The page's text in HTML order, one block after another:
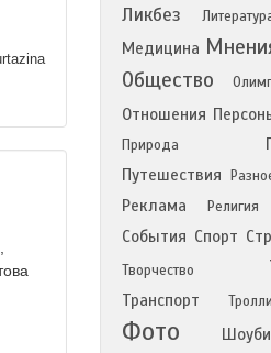
Ликбез
Медицина
Общество
Отношения
Природа
Путешествия
Реклама Религия
События Спорт
Творчество
Транспорт
Фото